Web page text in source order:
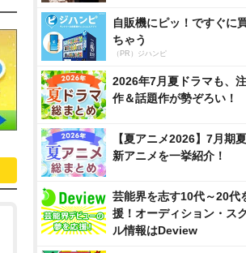
自販機にピッ！ですぐに
ちゃう
（PR）ジハンピ
2026年7月夏ドラマも、
作＆話題作が勢ぞろい！
【夏アニメ2026】7月期
新アニメを一挙紹介！
芸能界を志す10代～20代
援！オーディション・ス
ル情報はDeview